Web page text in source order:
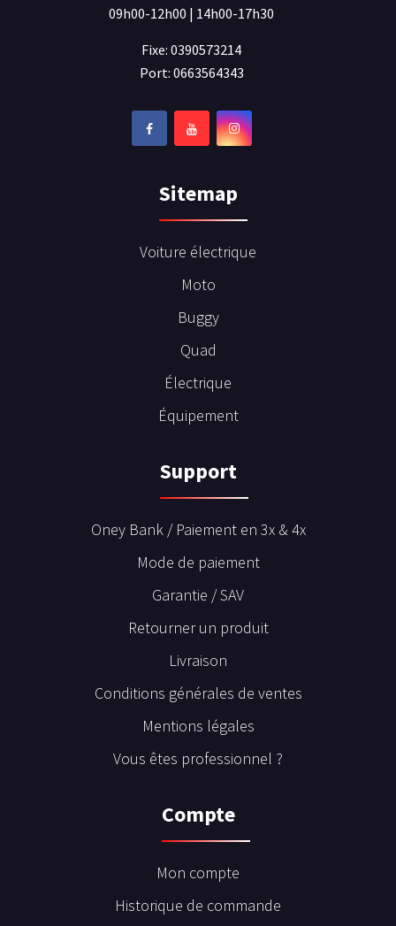
09h00-12h00 | 14h00-17h30
Fixe: 0390573214
Port: 0663564343
Sitemap
Voiture électrique
Moto
Buggy
Quad
Électrique
Équipement
Support
Oney Bank / Paiement en 3x & 4x
Mode de paiement
Garantie / SAV
Retourner un produit
Livraison
Conditions générales de ventes
Mentions légales
Vous êtes professionnel ?
Compte
Mon compte
Historique de commande